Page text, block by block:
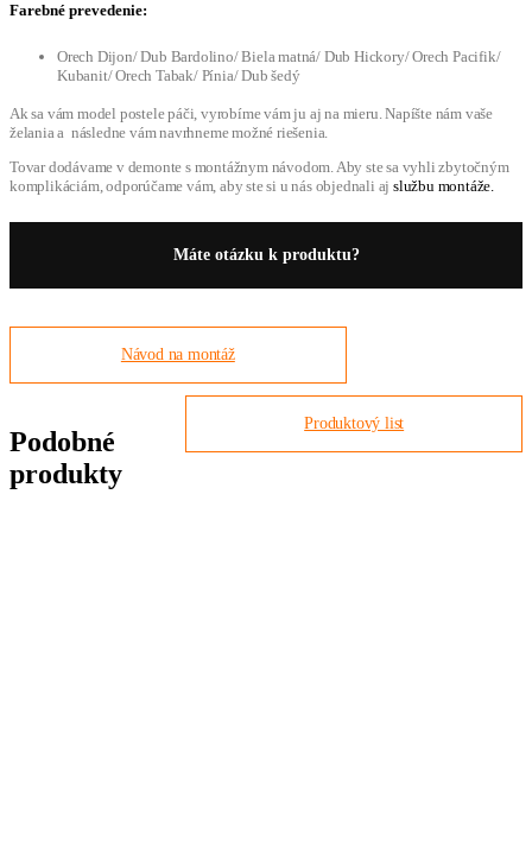
Farebné prevedenie:
Orech Dijon/ Dub Bardolino/ Biela matná/ Dub Hickory/ Orech Pacifik/
Kubanit/ Orech Tabak/ Pínia/ Dub šedý
Ak sa vám model postele páči, vyrobíme vám ju aj na mieru. Napíšte nám vaše
želania a následne vám navrhneme možné riešenia.
Tovar dodávame v demonte s montážnym návodom. Aby ste sa vyhli zbytočným
komplikáciám, odporúčame vám, aby ste si u nás objednali aj službu montáže.
Máte otázku k produktu?
Návod na montáž
Produktový list
Podobné
produkty